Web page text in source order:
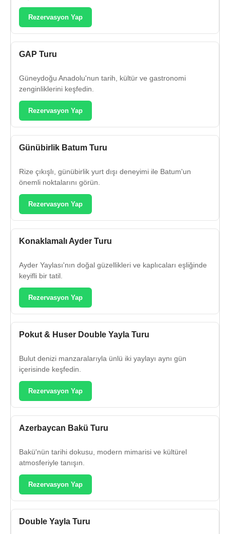
Rezervasyon Yap
GAP Turu
Güneydoğu Anadolu'nun tarih, kültür ve gastronomi
zenginliklerini keşfedin.
Rezervasyon Yap
Günübirlik Batum Turu
Rize çıkışlı, günübirlik yurt dışı deneyimi ile Batum'un
önemli noktalarını görün.
Rezervasyon Yap
Konaklamalı Ayder Turu
Ayder Yaylası'nın doğal güzellikleri ve kaplıcaları eşliğinde
keyifli bir tatil.
Rezervasyon Yap
Pokut & Huser Double Yayla Turu
Bulut denizi manzaralarıyla ünlü iki yaylayı aynı gün
içerisinde keşfedin.
Rezervasyon Yap
Azerbaycan Bakü Turu
Bakü'nün tarihi dokusu, modern mimarisi ve kültürel
atmosferiyle tanışın.
Rezervasyon Yap
Double Yayla Turu